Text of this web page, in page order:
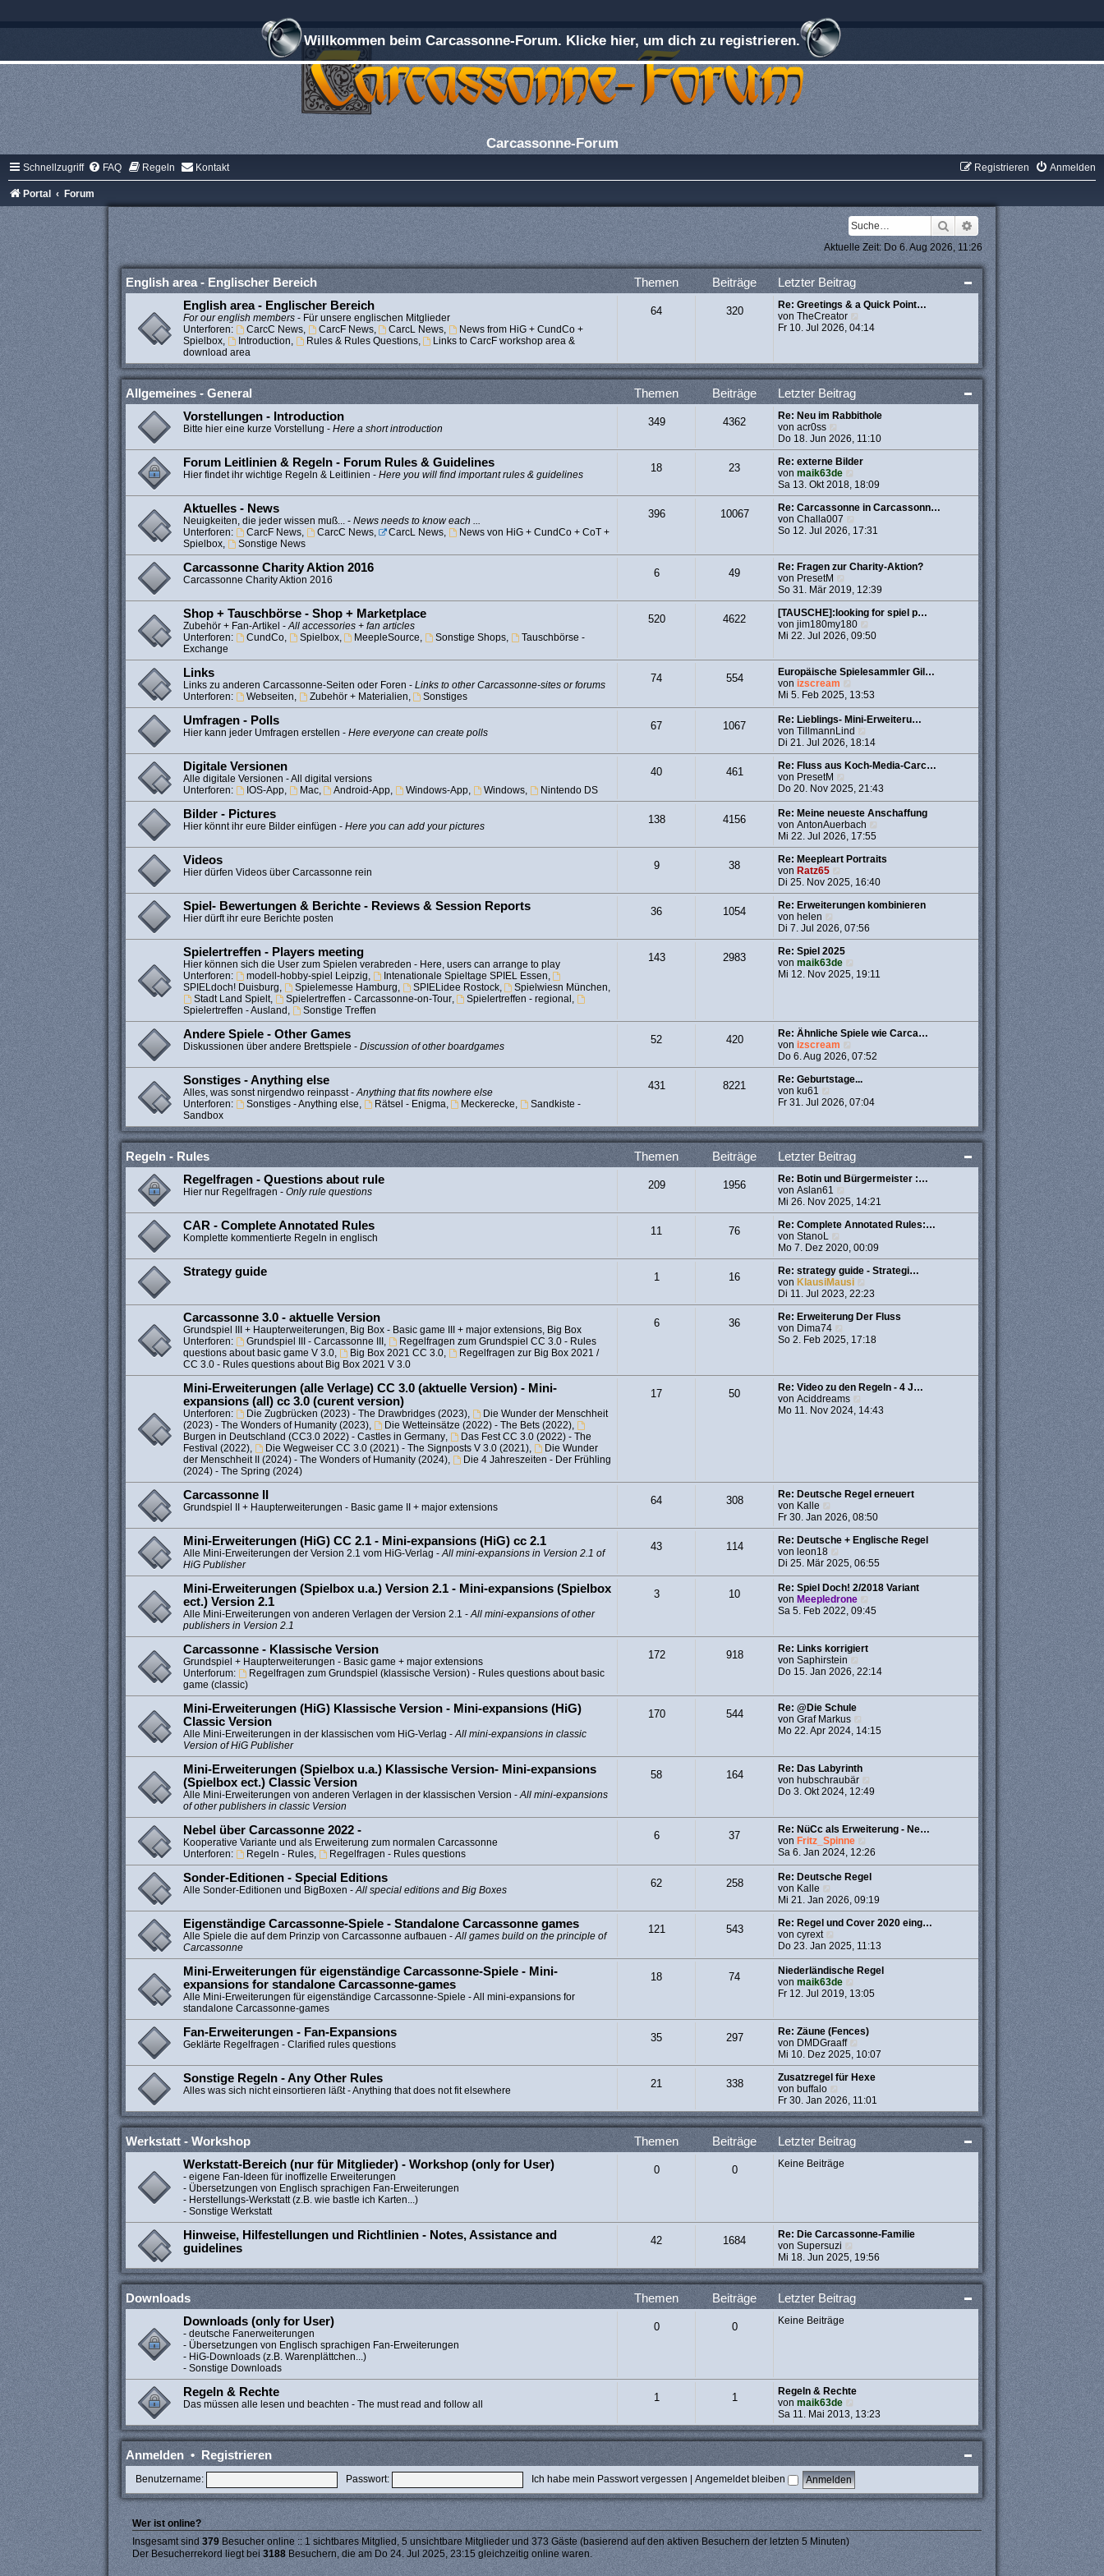
Willkommen beim Carcassonne-Forum. Klicke hier, um dich zu registrieren.
Carcassonne-Forum
Schnellzugriff FAQ Regeln Kontakt Anmelden
Registrieren
Portal Forum
Suche Erweiterte Suche
Aktuelle Zeit: Do 6. Aug 2026, 11:26
English area - Englischer Bereich Themen Beiträge Letzter Beitrag
English area - Englischer Bereich
For our english members- Für unsere englischen Mitglieder
Unterforen:
CarcC News, CarcF News, CarcL News,
News from HiG + CundCo +
Spielbox, Introduction, Rules & Rules Questions,
Links to CarcF workshop area &
download area
64 320
Re: Greetings & a Quick Point…
vonTheCreator
e
s
t
B
e
t
r
a
Fr 10. Jul 2026, 04:14
Allgemeines - General Themen Beiträge Letzter Beitrag
Vorstellungen - Introduction
Bitte hier eine kurze Vorstellung - Here a short introduction
349 4362
Re: Neu im Rabbithole
vonacr0ss
e
u
e
s
t
e
r
B
e
t
r
a
g
Do 18. Jun 2026, 11:10
Forum Leitlinien & Regeln - Forum Rules & Guidelines
Hier findet ihr wichtige Regeln & Leitlinien - Here you will find important rules & guidelines
18 23
Re: externe Bilder
vonmaik63de
e
u
e
t
r
B
t
r
a
g
Sa 13. Okt 2018, 18:09
Aktuelles - News
Neuigkeiten, die jeder wissen muß... - News needs to know each ...
Unterforen:
CarcF News, CarcC News, CarcL News,
News von HiG + CundCo + CoT +
Spielbox, Sonstige News
396 10067
Re: Carcassonne in Carcassonn…
vonChalla007
e
e
s
e
r
B
e
i
a
So 12. Jul 2026, 17:31
Carcassonne Charity Aktion 2016
Carcassonne Charity Aktion 2016
6 49
Re: Fragen zur Charity-Aktion?
von PresetM
e
u
e
s
r
B
e
r
a
g
So 31. Mär 2019, 12:39
Shop + Tauschbörse - Shop + Marketplace
Zubehör + Fan-Artikel -All accessories + fan articles
Unterforen:
CundCo, Spielbox, MeepleSource, Sonstige Shops,
Tauschbörse -
Exchange
520 4622
[TAUSCHE]:looking for spiel p…
vonjim180my180
e
e
s
e
B
i
r
g
Mi 22. Jul 2026, 09:50
Links
Links zu anderen Carcassonne-Seiten oder Foren - Links to other Carcassonne-sites or forums
Unterforen:
Webseiten, Zubehör + Materialien, Sonstiges
74 554
Europäische Spielesammler Gil…
von izscream
e
u
e
s
t
e
r
e
t
r
a
Mi 5. Feb 2025, 13:53
Umfragen - Polls
Hier kann jeder Umfragen erstellen - Here everyone can create polls
67 1067
Re: Lieblings- Mini-Erweiteru…
vonTillmannLind
e
u
e
e
r
B
e
i
t
a
g
Di 21. Jul 2026, 18:14
Digitale Versionen
Alle digitale Versionen - All digital versions
Unterforen:
IOS-App, Mac, Android-App, Windows-App, Windows, Nintendo DS
40 461
Re: Fluss aus Koch-Media-Carc…
von PresetM
e
u
e
s
e
r
e
i
t
a
g
Do 20. Nov 2025, 21:43
Bilder - Pictures
Hier könnt ihr eure Bilder einfügen - Here you can add your pictures
138 4156
Re: Meine neueste Anschaffung
vonAntonAuerbach
u
e
t
e
r
i
Mi 22. Jul 2026, 17:55
Videos
Hier dürfen Videos über Carcassonne rein
9 38
Re: Meepleart Portraits
von Ratz65
e
u
e
e
r
B
e
a
g
Di 25. Nov 2025, 16:40
Spiel- Bewertungen & Berichte - Reviews & Session Reports
Hier dürft ihr eure Berichte posten
36 1054
Re: Erweiterungen kombinieren
von helen
e
u
e
s
t
e
i
t
r
a
g
Di 7. Jul 2026, 07:56
Spielertreffen - Players meeting
Hier können sich die User zum Spielen verabreden - Here, users can arrange to play
Unterforen:
modell-hobby-spiel Leipzig, Intenationale Spieltage SPIEL Essen,
SPIELdoch! Duisburg, Spielemesse Hamburg, SPIELidee Rostock, Spielwiesn München,
Stadt Land Spielt, Spielertreffen - Carcassonne-on-Tour, Spielertreffen - regional ,
Spielertreffen - Ausland , Sonstige Treffen
143 2983
Re: Spiel 2025
vonmaik63de
e
t
e
B
e
r
Mi 12. Nov 2025, 19:11
Andere Spiele - Other Games
Diskussionen über andere Brettspiele - Discussion of other boardgames
52 420
Re: Ähnliche Spiele wie Carca…
von izscream
e
u
e
t
r
B
e
i
t
r
g
Do 6. Aug 2026, 07:52
Sonstiges - Anything else
Alles, was sonst nirgendwo reinpasst -Anything that fits nowhere else
Unterforen:
Sonstiges - Anything else, Rätsel - Enigma, Meckerecke,
Sandkiste -
Sandbox
431 8221
Re: Geburtstage...
von ku61
e
e
s
e
r
B
e
i
t
r
a
g
Fr 31. Jul 2026, 07:04
Regeln - Rules Themen Beiträge Letzter Beitrag
Regelfragen - Questions about rule
Hier nur Regelfragen - Only rule questions
209 1956
Re: Botin und Bürgermeister :…
vonAslan61
e
u
e
t
e
r
B
e
i
t
Mi 26. Nov 2025, 14:21
CAR - Complete Annotated Rules
Komplette kommentierte Regeln in englisch
11 76
Re: Complete Annotated Rules:…
vonStanoL
e
u
e
s
t
e
r
B
e
r
a
g
Mo 7. Dez 2020, 00:09
Strategy guide 1 16
Re: strategy guide - Strategi…
von KlausiMausi
e
u
e
t
B
e
t
Di 11. Jul 2023, 22:23
Carcassonne 3.0 - aktuelle Version
Grundspiel III + Haupterweiterungen, Big Box - Basic game III + major extensions, Big Box
Unterforen:
Grundspiel III - Carcassonne III ,
Regelfragen zum Grundspiel CC 3.0 - Rules
questions about basic game V 3.0, Big Box 2021 CC 3.0,
Regelfragen zur Big Box 2021 /
CC 3.0 - Rules questions about Big Box 2021 V 3.0
6 36
Re: Erweiterung Der Fluss
von Dima74
e
s
t
e
r
g
So 2. Feb 2025, 17:18
Mini-Erweiterungen (alle Verlage) CC 3.0 (aktuelle Version) - Mini-
expansions (all) cc 3.0 (curent version)
Unterforen: Die Zugbrücken (2023) - The Drawbridges (2023),
Die Wunder der Menschheit
(2023) - The Wonders of Humanity (2023), Die Wetteinsätze (2022) - The Bets (2022),
Burgen in Deutschland (CC3.0 2022) - Castles in Germany,
Das Fest CC 3.0 (2022) - The
Festival (2022), Die Wegweiser CC 3.0 (2021) - The Signposts V 3.0 (2021),
Die Wunder
der Menschheit II (2024) - The Wonders of Humanity (2024),
Die 4 Jahreszeiten - Der Frühling
(2024) - The Spring (2024)
17 50
Re: Video zu den Regeln - 4 J…
vonAciddreams
e
B
e
i
r
a
g
Mo 11. Nov 2024, 14:43
Carcassonne II
Grundspiel II + Haupterweiterungen - Basic game II + major extensions
64 308
Re: Deutsche Regel erneuert
von Kalle
e
u
e
s
t
e
r
B
e
a
g
Fr 30. Jan 2026, 08:50
Mini-Erweiterungen (HiG) CC 2.1 - Mini-expansions (HiG) cc 2.1
Alle Mini-Erweiterungen der Version 2.1 vom HiG-Verlag -All mini-expansions in Version 2.1 of
HiG Publisher
43 114
Re: Deutsche + Englische Regel
von leon18
e
u
e
s
t
B
e
i
t
g
Di 25. Mär 2025, 06:55
Mini-Erweiterungen (Spielbox u.a.) Version 2.1 - Mini-expansions (Spielbox
ect.) Version 2.1
Alle Mini-Erweiterungen von anderen Verlagen der Version 2.1 -All mini-expansions of other
publishers in Version 2.1
3 10
Re: Spiel Doch! 2/2018 Variant
von Meepledrone
e
e
t
r
g
Sa 5. Feb 2022, 09:45
Carcassonne - Klassische Version
Grundspiel + Haupterweiterungen - Basic game + major extensions
Unterforum:
Regelfragen zum Grundspiel (klassische Version) - Rules questions about basic
game (classic)
172 918
Re: Links korrigiert
vonSaphirstein
e
e
t
e
i
r
g
Do 15. Jan 2026, 22:14
Mini-Erweiterungen (HiG) Klassische Version - Mini-expansions (HiG)
Classic Version
Alle Mini-Erweiterungen in der klassischen vom HiG-Verlag -All mini-expansions in classic
Version of HiG Publisher
170 544
Re: @Die Schule
vonGraf Markus
e
t
e
i
t
r
a
g
Mo 22. Apr 2024, 14:15
Mini-Erweiterungen (Spielbox u.a.) Klassische Version- Mini-expansions
(Spielbox ect.) Classic Version
Alle Mini-Erweiterungen von anderen Verlagen in der klassischen Version -All mini-expansions
of other publishers in classic Version
58 164
Re: Das Labyrinth
von hubschraubär
e
s
e
t
a
g
Do 3. Okt 2024, 12:49
Nebel über Carcassonne 2022 -
Kooperative Variante und als Erweiterung zum normalen Carcassonne
Unterforen:
Regeln - Rules, Regelfragen - Rules questions
6 37
Re: NüCc als Erweiterung - Ne…
von Fritz_Spinne
e
u
e
t
e
r
e
t
a
Sa 6. Jan 2024, 12:26
Sonder-Editionen - Special Editions
Alle Sonder-Editionen und BigBoxen -All special editions and Big Boxes
62 258
Re: Deutsche Regel
von Kalle
e
u
e
s
t
e
r
B
e
r
a
g
Mi 21. Jan 2026, 09:19
Eigenständige Carcassonne-Spiele - Standalone Carcassonne games
Alle Spiele die auf dem Prinzip von Carcassonne aufbauen -All games build on the principle of
Carcassonne
121 543
Re: Regel und Cover 2020 eing…
voncyrext
e
u
e
s
t
B
e
i
t
r
a
g
Do 23. Jan 2025, 11:13
Mini-Erweiterungen für eigenständige Carcassonne-Spiele - Mini-
expansions for standalone Carcassonne-games
Alle Mini-Erweiterungen für eigenständige Carcassonne-Spiele - All mini-expansions for
standalone Carcassonne-games
18 74
Niederländische Regel
vonmaik63de
e
s
t
e
B
i
r
a
g
Fr 12. Jul 2019, 13:05
Fan-Erweiterungen - Fan-Expansions
Geklärte Regelfragen - Clarified rules questions
35 297
Re: Zäune (Fences)
von DMDGraaff
e
u
e
t
e
r
Mi 10. Dez 2025, 10:07
Sonstige Regeln - Any Other Rules
Alles was sich nicht einsortieren läßt - Anything that does not fit elsewhere
21 338
Zusatzregel für Hexe
von buffalo
e
u
e
t
r
r
a
g
Fr 30. Jan 2026, 11:01
Werkstatt - Workshop Themen Beiträge Letzter Beitrag
Werkstatt-Bereich (nur für Mitglieder) - Workshop (only for User)
- eigene Fan-Ideen für inoffizelle Erweiterungen
- Übersetzungen von Englisch sprachigen Fan-Erweiterungen
- Herstellungs-Werkstatt (z.B. wie bastle ich Karten...)
- Sonstige Werkstatt
0 0 Keine Beiträge
Hinweise, Hilfestellungen und Richtlinien - Notes, Assistance and
guidelines
42 1684
Re: Die Carcassonne-Familie
vonSupersuzi
e
u
e
t
r
a
Mi 18. Jun 2025, 19:56
Downloads Themen Beiträge Letzter Beitrag
Downloads (only for User)
- deutsche Fanerweiterungen
- Übersetzungen von Englisch sprachigen Fan-Erweiterungen
- HiG-Downloads (z.B. Warenplättchen...)
- Sonstige Downloads
0 0 Keine Beiträge
Regeln & Rechte
Das müssen alle lesen und beachten - The must read and follow all
1 1
Regeln & Rechte
vonmaik63de
e
u
e
B
e
i
t
a
Sa 11. Mai 2013, 13:23
Anmelden• Registrieren
Benutzername: Passwort: Ich habe mein Passwort vergessen Angemeldet bleiben
Wer ist online?
Insgesamt sind379Besucher online :: 1 sichtbares Mitglied, 5 unsichtbare Mitglieder und 373 Gäste (basierend auf den aktiven Besuchern der letzten 5 Minuten)
Der Besucherrekord liegt bei 3188Besuchern, die am Do 24. Jul 2025, 23:15 gleichzeitig online waren.